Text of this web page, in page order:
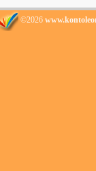
©2026